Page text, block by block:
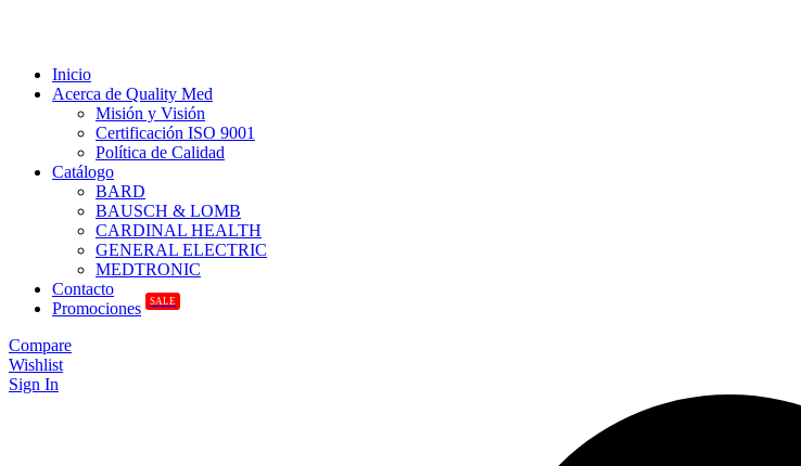
Inicio
Acerca de Quality Med
Misión y Visión
Certificación ISO 9001
Política de Calidad
Catálogo
BARD
BAUSCH & LOMB
CARDINAL HEALTH
GENERAL ELECTRIC
MEDTRONIC
Contacto
Promociones
SALE
Compare
Wishlist
Sign In